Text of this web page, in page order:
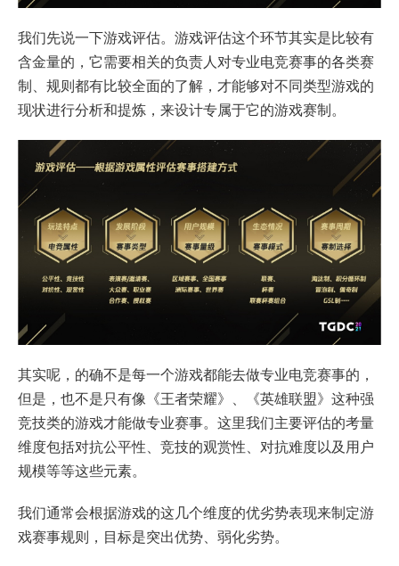
我们先说一下游戏评估。游戏评估这个环节其实是比较有
含金量的，它需要相关的负责人对专业电竞赛事的各类赛
制、规则都有比较全面的了解，才能够对不同类型游戏的
现状进行分析和提炼，来设计专属于它的游戏赛制。
其实呢，的确不是每一个游戏都能去做专业电竞赛事的，
但是，也不是只有像《王者荣耀》、《英雄联盟》这种强
竞技类的游戏才能做专业赛事。这里我们主要评估的考量
维度包括对抗公平性、竞技的观赏性、对抗难度以及用户
规模等等这些元素。
我们通常会根据游戏的这几个维度的优劣势表现来制定游
戏赛事规则，目标是突出优势、弱化劣势。